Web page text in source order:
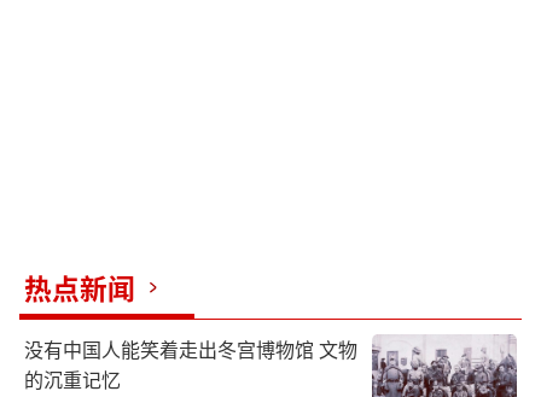
热点新闻
没有中国人能笑着走出冬宫博物馆 文物
的沉重记忆